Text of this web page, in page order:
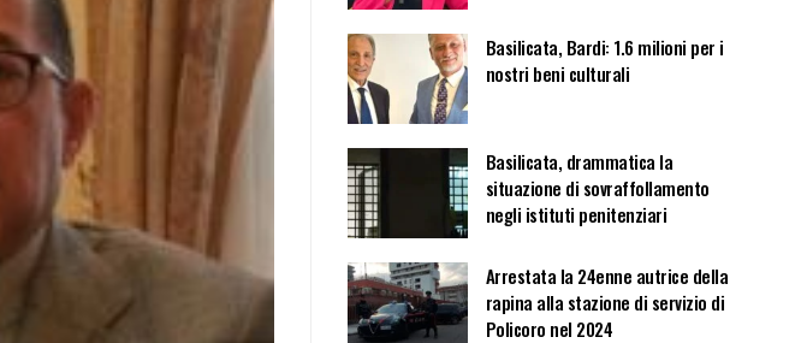
Basilicata, Bardi: 1.6 milioni per i
nostri beni culturali
Basilicata, drammatica la
situazione di sovraffollamento
negli istituti penitenziari
Arrestata la 24enne autrice della
rapina alla stazione di servizio di
Policoro nel 2024